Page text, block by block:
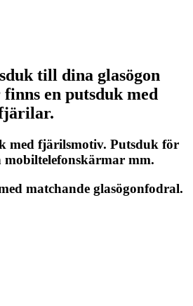
till dina glasögon
en putsduk med
med fjärilsmotiv. Putsduk för
mobiltelefonskärmar mm.
matchande glasögonfodral.